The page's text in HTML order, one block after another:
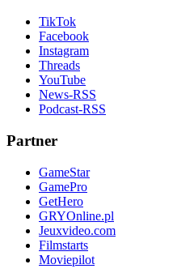
TikTok
Facebook
Instagram
Threads
YouTube
News-RSS
Podcast-RSS
Partner
GameStar
GamePro
GetHero
GRYOnline.pl
Jeuxvideo.com
Filmstarts
Moviepilot